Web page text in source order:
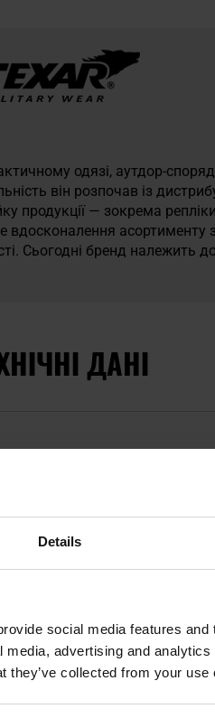
Details
social media features
advertising and
they’ve collected from your
одязі, аутдор-
він розпочав із
продукції — зокрема
вдосконалення асортименту
Сьогодні бренд належить
ДАНІ
55-EMPL-AC
Texar
ВІДГУКИ